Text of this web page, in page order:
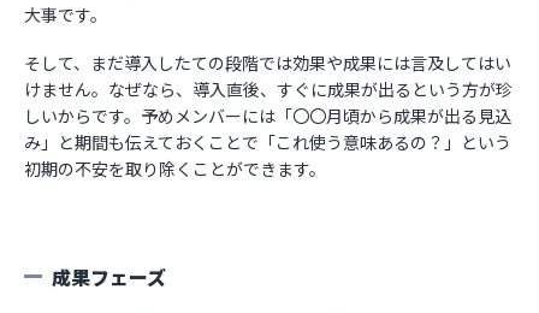
大事です。
そして、まだ導入したての段階では効果や成果には言及してはい
けません。なぜなら、導入直後、すぐに成果が出るという方が珍
しいからです。予めメンバーには「〇〇月頃から成果が出る見込
み」と期間も伝えておくことで「これ使う意味あるの？」という
初期の不安を取り除くことができます。
成果フェーズ